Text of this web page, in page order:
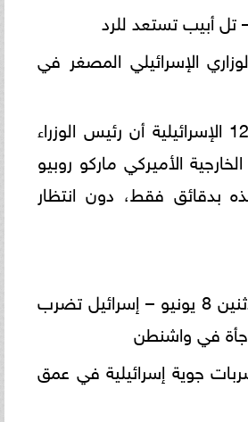
أبيب تستعد للرد
الإسرائيلي المصغر في
وأفادت القناة 12 الإسرائيلية أن رئيس الوزراء
الأميركي ماركو روبيو
بدقائق فقط، دون انتظار
اليوم الثاني: الاثنين 8 يونيو – إسرائيل تضرب
في واشنطن
ضربات جوية إسرائيلية في عمق